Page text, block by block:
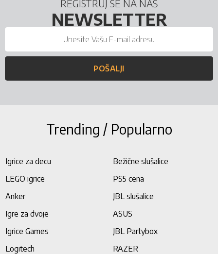
REGISTRUJ SE NA NAŠ
NEWSLETTER
POŠALJI
Trending / Popularno
Igrice za decu
Bežične slušalice
LEGO igrice
PS5 cena
Anker
JBL slušalice
Igre za dvoje
ASUS
Igrice Games
JBL Partybox
Logitech
RAZER